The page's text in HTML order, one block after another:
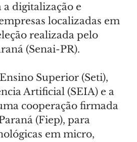
digitalização e
localizadas em
realizada pelo
(Senai-PR).
Superior (Seti),
Artificial (SEIA) e a
cooperação firmada
(Fiep), para
em micro,